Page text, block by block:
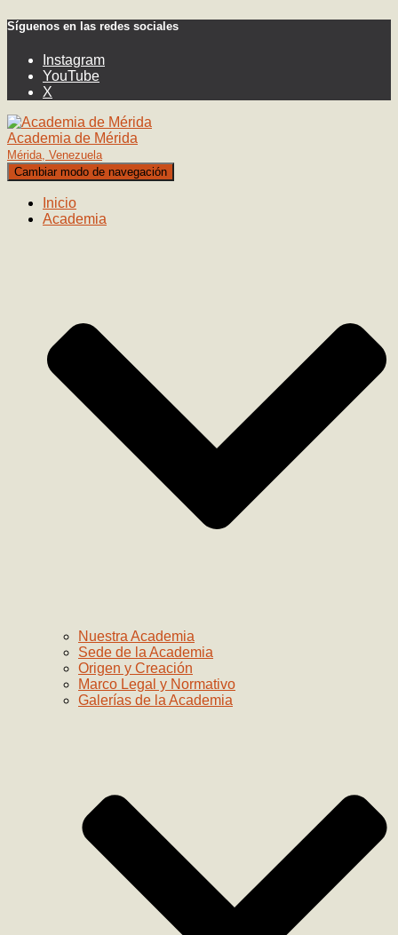
Síguenos en las redes sociales
Instagram
YouTube
X
Academia de Mérida
Mérida, Venezuela
Cambiar modo de navegación
Inicio
Academia
Nuestra Academia
Sede de la Academia
Origen y Creación
Marco Legal y Normativo
Galerías de la Academia